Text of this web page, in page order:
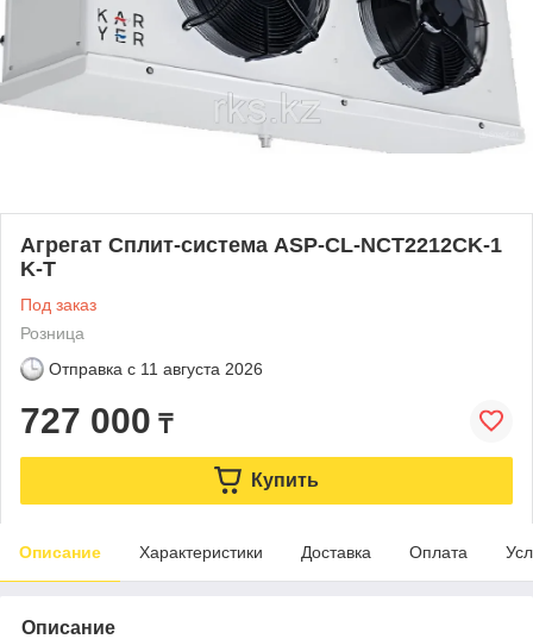
Агрегат Сплит-система ASP-СL-NCT2212CK-1
K-T
Под заказ
Розница
Отправка с 11 августа 2026
727 000 ₸
Купить
Описание Характеристики Доставка Оплата
Описание